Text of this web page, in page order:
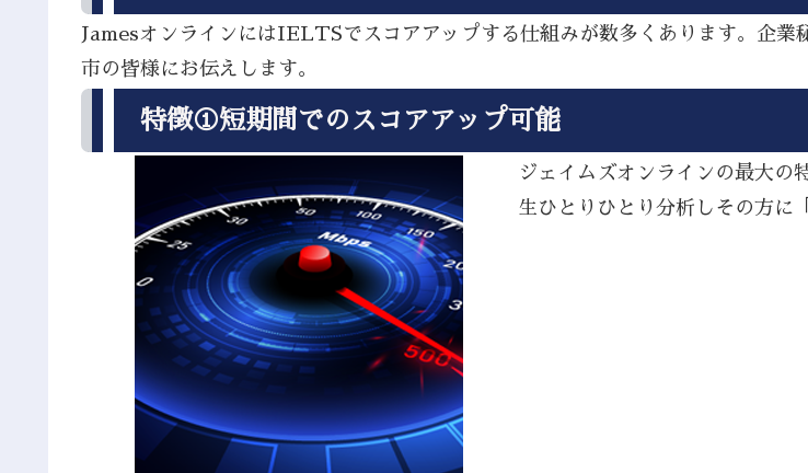
JamesオンラインにはIELTSでスコアアップする仕組みが数多くあります。企
市の皆様にお伝えします。
特徴①短期間でのスコアアップ可能
ジェイムズオンラインの最大
生ひとりひとり分析しその方に